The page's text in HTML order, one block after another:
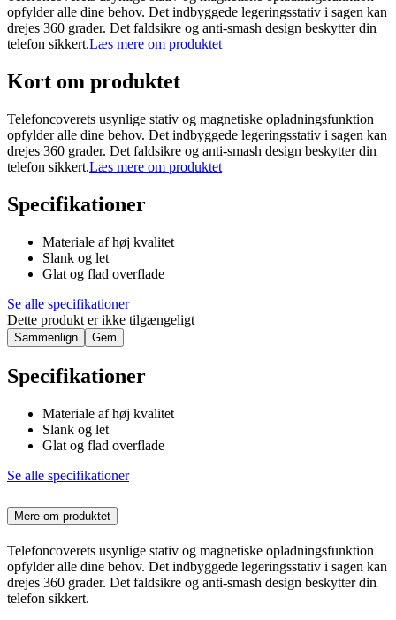
opfylder alle dine behov. Det indbyggede legeringsstativ i sagen kan
drejes 360 grader. Det faldsikre og anti-smash design beskytter din
telefon sikkert.Læs mere om produktet
Kort om produktet
Telefoncoverets usynlige stativ og magnetiske opladningsfunktion
opfylder alle dine behov. Det indbyggede legeringsstativ i sagen kan
drejes 360 grader. Det faldsikre og anti-smash design beskytter din
telefon sikkert.Læs mere om produktet
Specifikationer
Materiale af høj kvalitet
Slank og let
Glat og flad overflade
Se alle specifikationer
Dette produkt er ikke tilgængeligt
Sammenlign Gem
Specifikationer
Materiale af høj kvalitet
Slank og let
Glat og flad overflade
Se alle specifikationer
Mere om produktet
Telefoncoverets usynlige stativ og magnetiske opladningsfunktion
opfylder alle dine behov. Det indbyggede legeringsstativ i sagen kan
drejes 360 grader. Det faldsikre og anti-smash design beskytter din
telefon sikkert.